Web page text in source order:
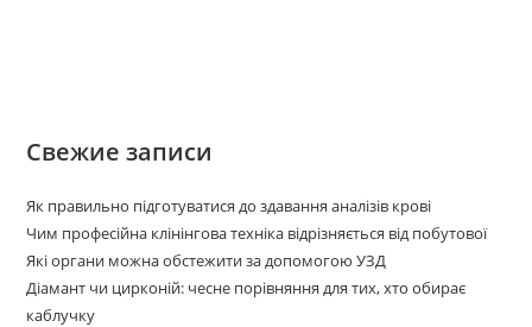
Свежие записи
Як правильно підготуватися до здавання аналізів крові
Чим професійна клінінгова техніка відрізняється від побутової
Які органи можна обстежити за допомогою УЗД
Діамант чи цирконій: чесне порівняння для тих, хто обирає
каблучку